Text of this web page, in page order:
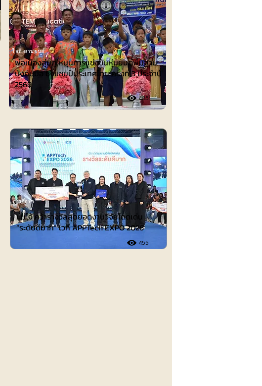
ไอที-ยานยนต์
พ่อเมืองลุ่มภู หนุนการแข่งขันหุ่นยนต์พื้นฐาน
บังคับมือ ชิงแชมป์ประเทศไทย ครั้งที่ 3 ประจำปี
2569
485
การศึกษา
แม่โจ้ คว้ารางวัลสุดยอดงานวิจัยโดดเด่น
“ระดับดีมาก” เวที APPTech EXPO 2026
455